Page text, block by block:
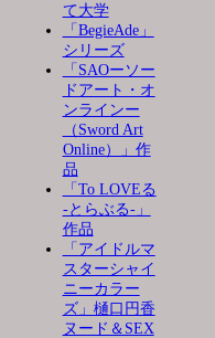
て大学
「BegieAde」
シリーズ
「SAOーソー
ドアート・オ
ンラインー
（Sword Art
Online）」作
品
「To LOVEる
-とらぶる-」
作品
「アイドルマ
スターシャイ
ニーカラー
ズ」樋口円香
ヌード＆SEX